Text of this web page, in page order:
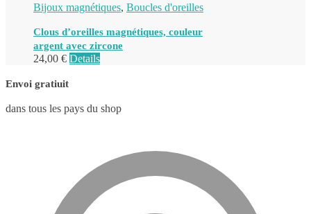
Bijoux magnétiques, Boucles d'oreilles
Clous d’oreilles magnétiques, couleur
argent avec zircone
24,00 € Details
Envoi gratiuit
dans tous les pays du shop